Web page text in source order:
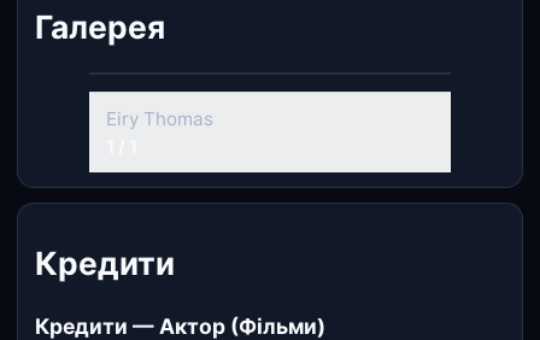
Галерея
Eiry Thomas
Кредити
Кредити — Актор (Фільми)